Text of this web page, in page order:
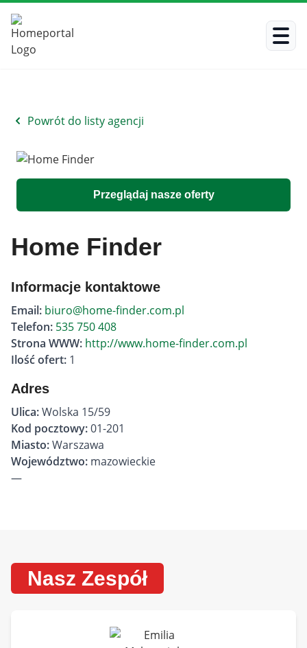
Powrót do listy agencji
Przeglądaj nasze oferty
Home Finder
Informacje kontaktowe
Email: biuro@home-finder.com.pl
Telefon: 535 750 408
Strona WWW: http://www.home-finder.com.pl
Ilość ofert: 1
Adres
Ulica:Wolska 15/59
Kod pocztowy:01-201
Miasto:Warszawa
Województwo: mazowieckie
—
Nasz Zespół